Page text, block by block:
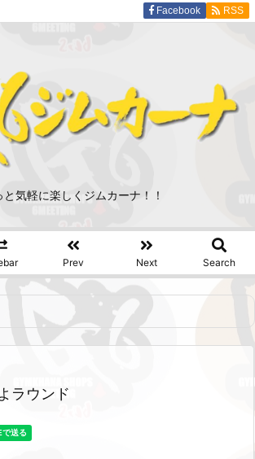
と気軽に楽しくジムカーナ！！
Prev Next Search
Facebook RSS
ラウンド